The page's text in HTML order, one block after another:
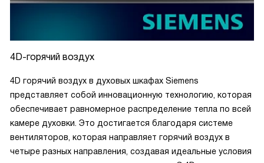
4D-горячий воздух
4D горячий воздух в духовых шкафах Siemens
представляет собой инновационную технологию, которая
обеспечивает равномерное распределение тепла по всей
камере духовки. Это достигается благодаря системе
вентиляторов, которая направляет горячий воздух в
четыре разных направления, создавая идеальные условия